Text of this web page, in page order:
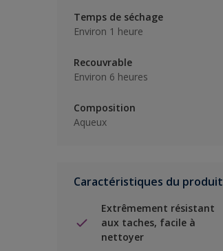
Temps de séchage
Environ 1 heure
Recouvrable
Environ 6 heures
Composition
Aqueux
Caractéristiques du produit
Extrêmement résistant
aux taches, facile à
nettoyer